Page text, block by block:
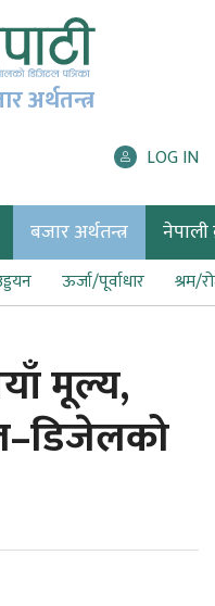
अर्थतन्त्र
LOG IN
बजार अर्थतन्त्र नेपाली
ऊर्जा/पूर्वाधार श्रम/
मूल्य,